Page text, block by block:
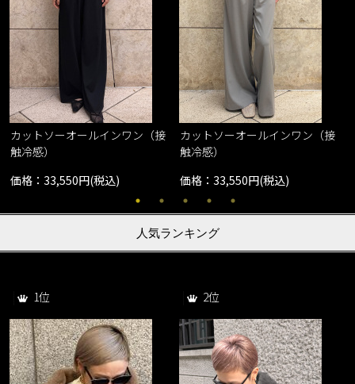
カットソーオールインワン（接
触冷感）
価格：33,550円(税込)
カットソーオールインワン（接
触冷感）
価格：33,550円(税込)
人気ランキング
1位 2位